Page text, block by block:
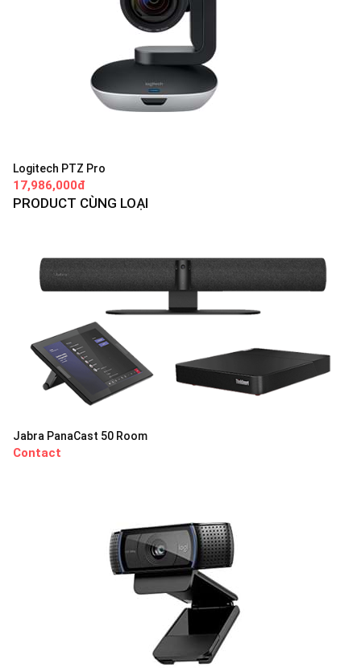
Logitech PTZ Pro
17,986,000đ
PRODUCT CÙNG LOẠI
Jabra PanaCast 50 Room
Contact